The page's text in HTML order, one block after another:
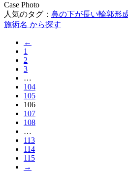
Case Photo
人気のタグ： 鼻の下が長い輪郭形
施術名 から探す
←
1
2
3
…
104
105
106
107
108
…
113
114
115
→